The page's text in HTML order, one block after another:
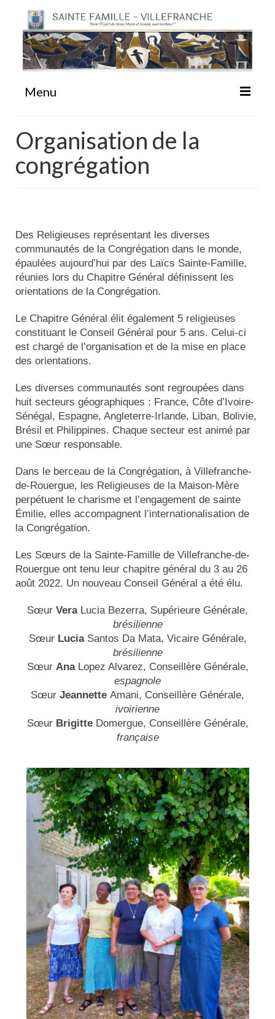
Menu
#87 (pas de titre)
Sainte Emilie
La Maison-Mère
Actualités
Tutelle
Organisation de la
congrégation
Des Religieuses représentant les diverses
communautés de la Congrégation dans le monde,
épaulées aujourd’hui par des Laïcs Sainte-Famille,
réunies lors du Chapitre Général définissent les
orientations de la Congrégation.
Le Chapitre Général élit également 5 religieuses
constituant le Conseil Général pour 5 ans. Celui-ci
est chargé de l’organisation et de la mise en place
des orientations.
Les diverses communautés sont regroupées dans
huit secteurs géographiques : France, Côte d’Ivoire-
Sénégal, Espagne, Angleterre-Irlande, Liban, Bolivie,
Brésil et Philippines. Chaque secteur est animé par
une Sœur responsable.
Dans le berceau de la Congrégation, à Villefranche-
de-Rouergue, les Religieuses de la Maison-Mère
perpétuent le charisme et l’engagement de sainte
Émilie, elles accompagnent l’internationalisation de
la Congrégation.
Les Sœurs de la Sainte-Famille de Villefranche-de-
Rouergue ont tenu leur chapitre général du 3 au 26
août 2022. Un nouveau Conseil Général a été élu.
Sœur Vera Lucia Bezerra, Supérieure Générale,
brésilienne
Sœur Lucia Santos Da Mata, Vicaire Générale,
brésilienne
Sœur Ana Lopez Alvarez, Conseillère Générale,
espagnole
Sœur Jeannette Amani, Conseillère Générale,
ivoirienne
Sœur Brigitte Domergue, Conseillère Générale,
française